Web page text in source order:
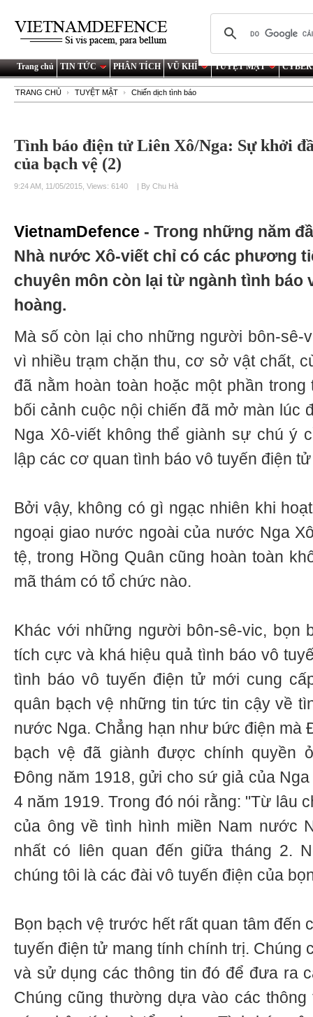
Trang chủ TIN TỨC PHÂN TÍCH VŨ KHÍ TUYỆT MẬT
TRANG CHỦ TUYỆT MẬT Chiến dịch tình báo
Tình báo điện tử Liên Xô/Nga: Sự khởi
của bạch vệ (2)
9:24 AM, 11/05/2015, Views: 6140 | By Chu Hà
VietnamDefence - Trong những năm
Nhà nước Xô-viết chỉ có các phương
chuyên môn còn lại từ ngành tình báo
hoàng.
Mà số còn lại cho những người bôn-sê-
vì nhiều trạm chặn thu, cơ sở vật chất,
đã nằm hoàn toàn hoặc một phần
bối cảnh cuộc nội chiến đã mở màn lúc
Nga Xô-viết không thể giành sự chú ý
lập các cơ quan tình báo vô tuyến điện
Bởi vậy, không có gì ngạc nhiên khi
ngoại giao nước ngoài của nước Nga
tệ, trong Hồng Quân cũng hoàn toàn
mã thám có tổ chức nào.
Khác với những người bôn-sê-vic, bọn
tích cực và khá hiệu quả tình báo vô
tình báo vô tuyến điện tử mới cung
quân bạch vệ những tin tức tin cậy về
nước Nga. Chẳng hạn như bức điện mà
bạch vệ đã giành được chính quyền
Đông năm 1918, gửi cho sứ giả của
4 năm 1919. Trong đó nói rằng: "Từ lâu
của ông về tình hình miền Nam nước
nhất có liên quan đến giữa tháng 2.
chúng tôi là các đài vô tuyến điện của
Bọn bạch vệ trước hết rất quan tâm đến
tuyến điện tử mang tính chính trị. Chúng
và sử dụng các thông tin đó để đưa ra
Chúng cũng thường dựa vào các